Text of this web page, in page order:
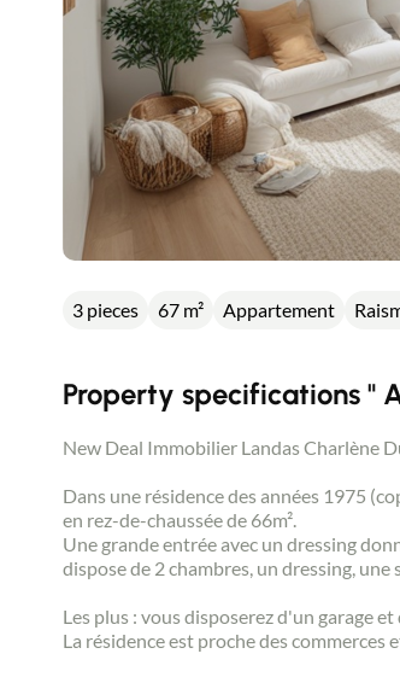
3 pieces 67 m² Appartement
Property specifications "
New Deal Immobilier Landas Charlène
Dans une résidence des années 1975
en rez-de-chaussée de 66m².
Une grande entrée avec un dressing
dispose de 2 chambres, un dressing,
Les plus : vous disposerez d'un garage
La résidence est proche des commerces